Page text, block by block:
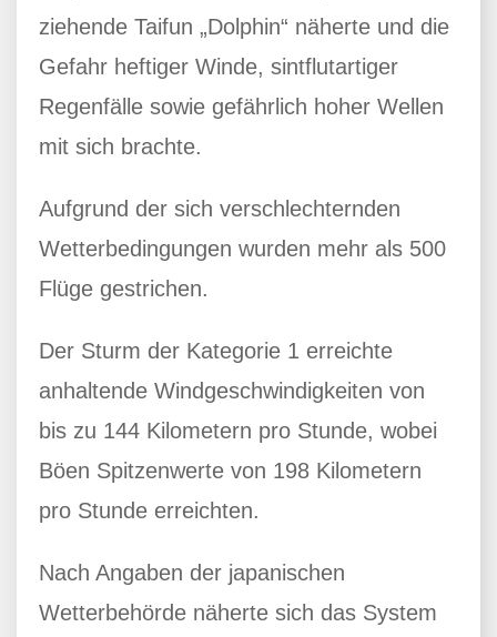
ziehende Taifun „Dolphin“ näherte und die
Gefahr heftiger Winde, sintflutartiger
Regenfälle sowie gefährlich hoher Wellen
mit sich brachte.
Aufgrund der sich verschlechternden
Wetterbedingungen wurden mehr als 500
Flüge gestrichen.
Der Sturm der Kategorie 1 erreichte
anhaltende Windgeschwindigkeiten von
bis zu 144 Kilometern pro Stunde, wobei
Böen Spitzenwerte von 198 Kilometern
pro Stunde erreichten.
Nach Angaben der japanischen
Wetterbehörde näherte sich das System